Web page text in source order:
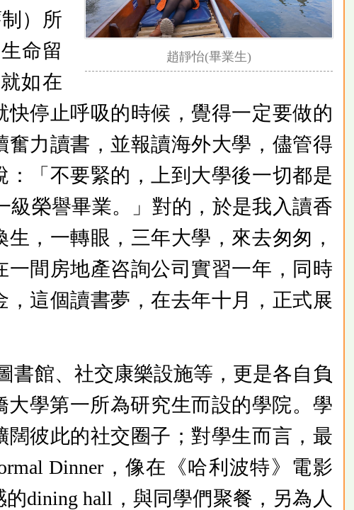
趙靜怡(畢業生)
）所
命留
如在
快停止呼吸的時候，覺得一定要做的
力讀書，並報讀海外大學，儘管得
「不要緊的，上到大學後一切都是
榮譽畢業。」對的，於是我入讀香
，一轉眼，三年大學，來去匆匆，
間房地產咨詢公司實習一年，同時
這個讀書夢，在去年十月，正式展
書館、社交康樂設施等，更是各自負
大學第一所為研究生而設的學院。學
彼此的社交圈子；對學生而言，最
Dinner，像在《哈利波特》電影
dining hall，與同學們聚餐，另為人